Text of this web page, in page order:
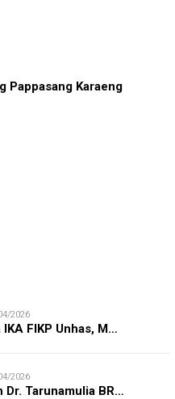
Pappasang Karaeng
2026
FIKP Unhas, M…
2026
Dr. Tarunamulia BR…